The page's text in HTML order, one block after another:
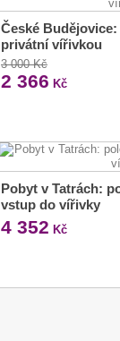
České
privátní vířivkou
3 000 Kč
2 366 Kč
Pobyt v Tatrách:
vstup do vířivky
4 352 Kč